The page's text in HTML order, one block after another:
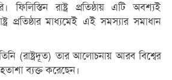
ফিলিস্তিন রাষ্ট্র প্রতিষ্ঠায় এটি অবশ্যই
প্রতিষ্ঠার মাধ্যমেই এই সমস্যার সমাধান
(রাষ্ট্রদূত) তার আলোচনায় আরব বিশ্বের
ব্যক্ত করেছেন।